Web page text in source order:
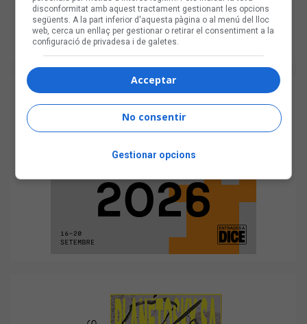
disconformitat amb aquest tractament gestionant les opcions
següents. A la part inferior d'aquesta pàgina o al menú del lloc
web, cerca un enllaç per gestionar o retirar el consentiment a la
configuració de privadesa i de galetes.
Acceptar
No consentir
Gestionar opcions